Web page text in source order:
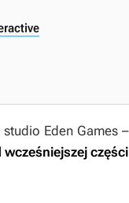
Eden Games –
części